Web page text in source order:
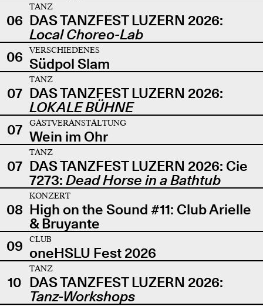
06
TANZ
DAS TANZFEST LUZERN 2026:
Local Choreo-Lab
06
VERSCHIEDENES
Südpol Slam
07
TANZ
DAS TANZFEST LUZERN 2026:
LOKALE BÜHNE
07
GASTVERANSTALTUNG
Wein im Ohr
07
TANZ
DAS TANZFEST LUZERN 2026: Cie
7273: Dead Horse in a Bathtub
08
KONZERT
High on the Sound #11: Club Arielle
& Bruyante
09
CLUB
oneHSLU Fest 2026
10
TANZ
DAS TANZFEST LUZERN 2026:
Tanz-Workshops